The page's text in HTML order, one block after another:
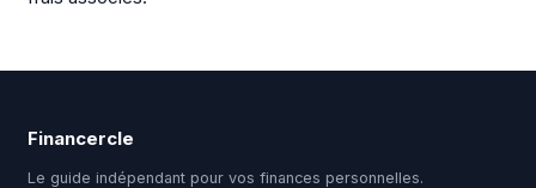
Financercle
Le guide indépendant pour vos finances personnelles.